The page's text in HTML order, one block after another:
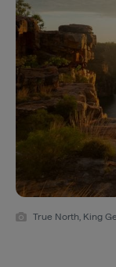
True North, King